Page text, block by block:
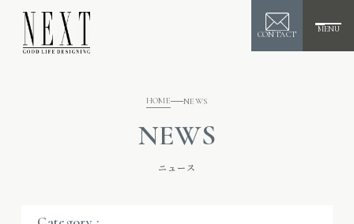
CONTACT
MENU
HOME NEWS
NEWS
ニュース